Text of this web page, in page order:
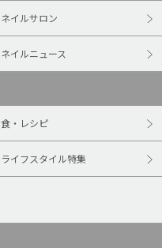
ネイルサロン
ネイルニュース
食・レシピ
ライフスタイル特集